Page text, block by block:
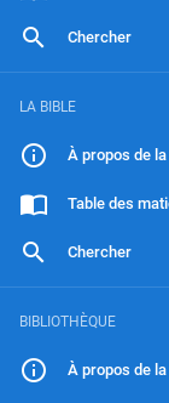
Chercher
LA BIBLE
À propos de
Table des
Chercher
BIBLIOTHÈQUE
À propos de